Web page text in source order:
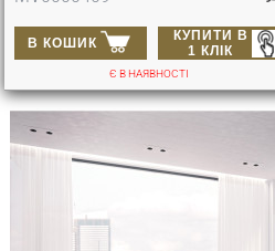
В КОШИК
КУПИТИ В
1 КЛІК
Є В НАЯВНОСТІ